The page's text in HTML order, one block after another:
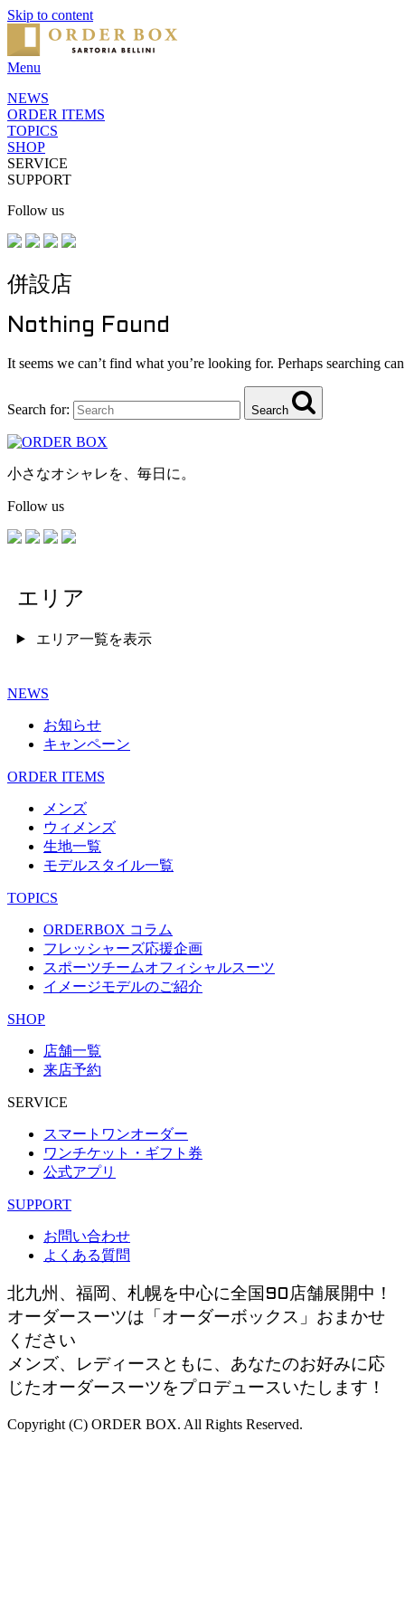
Skip to content
Menu
NEWS
ORDER ITEMS
TOPICS
SHOP
SERVICE
SUPPORT
Follow us
併設店
Nothing Found
It seems we can’t find what you’re looking for. Perhaps searching
Search for: Search
小さなオシャレを、毎日に。
Follow us
エリア
エリア一覧を表示
NEWS
お知らせ
キャンペーン
ORDER ITEMS
メンズ
ウィメンズ
生地一覧
モデルスタイル一覧
TOPICS
ORDERBOX コラム
フレッシャーズ応援企画
スポーツチームオフィシャルスーツ
イメージモデルのご紹介
SHOP
店舗一覧
来店予約
SERVICE
スマートワンオーダー
ワンチケット・ギフト券
公式アプリ
SUPPORT
お問い合わせ
よくある質問
北九州、福岡、札幌を中心に全国90店舗展開中！
オーダースーツは「オーダーボックス」おまかせ
ください
メンズ、レディースともに、あなたのお好みに応
じたオーダースーツをプロデュースいたします！
Copyright (C) ORDER BOX. All Rights Reserved.